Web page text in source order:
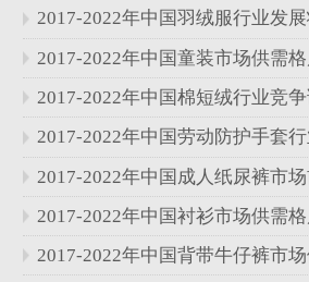
报告
2017-2022年中国羽绒服行业发
研究报告
2017-2022年中国童装市场供需
究报告
2017-2022年中国棉短绒行业竞
析报告
2017-2022年中国劳动防护手套
预测分析报告
2017-2022年中国成人纸尿裤市
势分析报告
2017-2022年中国衬衫市场供需
报告
2017-2022年中国背带牛仔裤市